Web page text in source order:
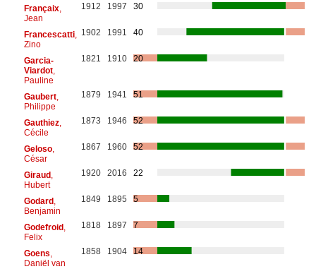
Françaix,
Jean
1912 1997 30
Francescatti,
Zino
1902 1991 40
Garcia-
Viardot,
Pauline
1821 1910 20
Gaubert,
Philippe
1879 1941 51
Gauthiez,
Cécile
1873 1946 52
Geloso,
César
1867 1960 52
Giraud,
Hubert
1920 2016 22
Godard,
Benjamin
1849 1895 5
Godefroid,
Felix
1818 1897 7
Goens
Daniël van
1858 1904 14